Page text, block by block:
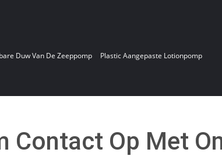
Duw Van De Zeeppomp Plastic Aangepaste Lotionpomp
Contact Op Met